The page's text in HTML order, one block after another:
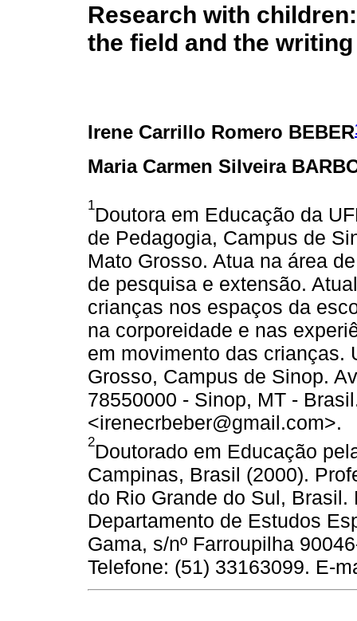
Research with
the field and the
Irene Carrillo Romero BEBER
Maria Carmen Silveira
1Doutora em Educação da
de Pedagogia, Campus de
Mato Grosso. Atua na área
de pesquisa e extensão.
crianças nos espaços da
na corporeidade e nas
em movimento das crianças.
Grosso, Campus de Sinop.
78550000 - Sinop, MT -
<irenecrbeber@gmail.com>.
2Doutorado em Educação
Campinas, Brasil (2000).
do Rio Grande do Sul,
Departamento de Estudos
Gama, s/nº Farroupilha
Telefone: (51) 33163099. E-